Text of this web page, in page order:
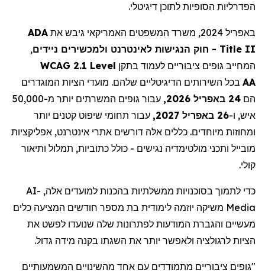
הפדרליות הסופיות לתוכן דיגיטלי.
באפריל 2024, משרד המשפטים האמריקאי גיבש את
ADA
Title II - חוק הנגישות לאינטרנט ולמכשירים ניידים,
המחייב גופים ציבוריים לעמוד בתקן WCAG 2.1 Level
AA בכל השירותים הדיגיטליים שלהם. מועדי הציות המוגדרים
הם 24 באפריל 2026,
עבור גופים המשרתים יותר מ-50,000
איש, ו-26 באפריל 2027,
עבור תחומי שיפוט קטנים יותר
ומחוזות מיוחדים. כללים אלה דורשים אתרי אינטרנט, אפליקציות
מובייל ותכני מולטימדיה נגישים - כולל כתוביות, תמלול ותיאור
קולי.
כדי לתמוך בסוכנויות ממשלתיות בהכנות למועדים אלה, AI-
Media משיקה יוזמה לימודית בת מספר חודשים המציעה כלים
מעשיים והגברת המודעות לפתרונות שלה שנועדו לפשט את
הציות לרגולציה ולאפשר יותר את השגתו בקנה מידה גדול.
"גופים ציבוריים מתמודדים עם אחד מהשינויים המשמעותיים